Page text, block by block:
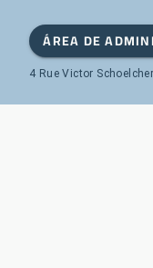
ÁREA DE
4 Rue Victor